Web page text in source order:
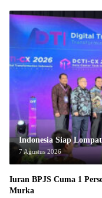
Indonesia Siap
7 Agustus 2026
Iuran BPJS Cuma 1
Murka